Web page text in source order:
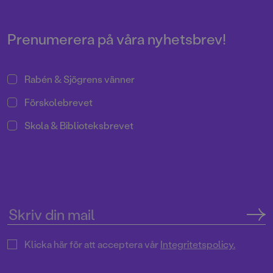
livet på sitt helt
Prenumerera på våra nyhetsbrev!
Rabén & Sjögrens vänner
Förskolebrevet
Skola & Biblioteksbrevet
Klicka här för att acceptera vårIntegritetspolicy.